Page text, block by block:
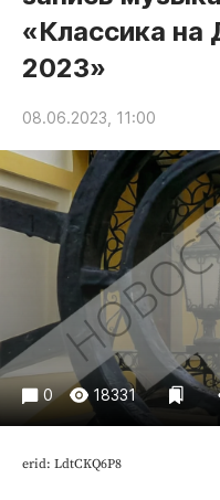
Народные
Авто и
Благоустройство
Криминал
Недвижимость
Образование
Общество
Погода
Праздники
Происшествия
Спорт
Экономика и
«Классика
2023»
08.06.2023, 11:00
0 18331
erid: LdtCKQ6P8